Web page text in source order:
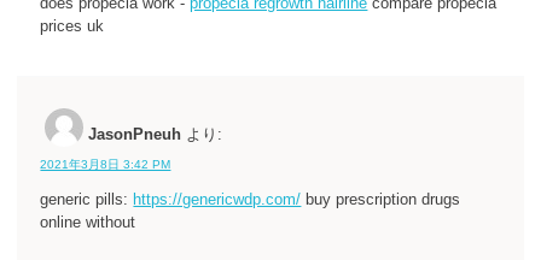
prices uk
JasonPneuh より:
2021年3月8日 3:42 PM
generic pills: https://genericwdp.com/ buy prescription drugs
online without